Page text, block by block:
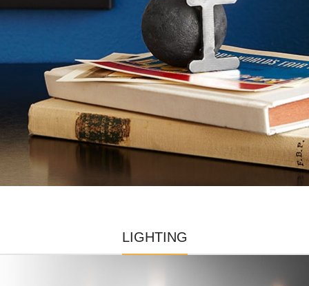
LIGHTING